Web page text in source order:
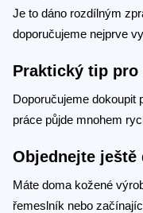
Je to dáno rozdílným
doporučujeme nejprve
Praktický tip
Doporučujeme dokoupit
práce půjde mnohem
Objednejte ještě
Máte doma kožené
řemeslník nebo